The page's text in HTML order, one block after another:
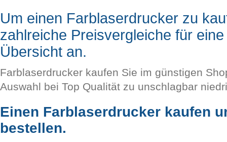
Um einen Farblaserdrucker zu
zahlreiche Preisvergleiche für
Übersicht an.
Farblaserdrucker kaufen Sie im günstigen
Auswahl bei Top Qualität zu unschlagbar
Einen Farblaserdrucker kaufen
bestellen.